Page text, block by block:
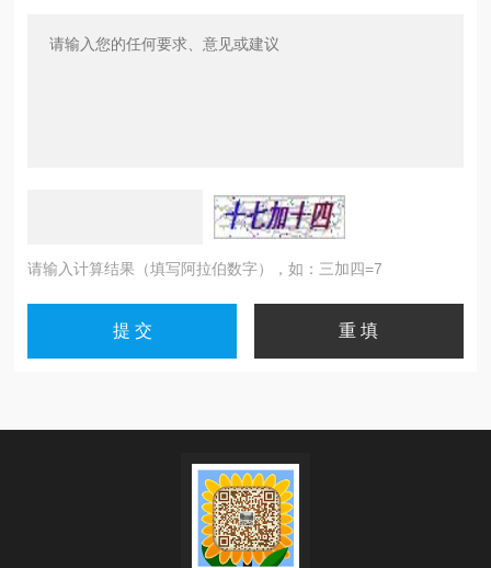
请输入计算结果（填写阿拉伯数字），如：三加四=7